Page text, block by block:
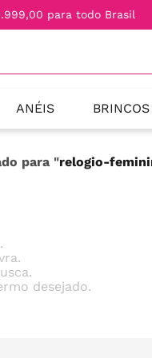
para todo Brasil
ANÉIS BRINCOS
para "relogio-
desejado.